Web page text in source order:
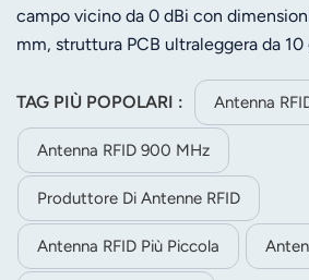
campo vicino da 0 dBi con
mm, struttura PCB ultraleggera da
raggio con VSWR ≤1,8 e impedenza
TAG PIÙ POPOLARI : Antenna
Antenna RFID 900 MHz
Produttore Di Antenne RFID
Antenna RFID Più Piccola